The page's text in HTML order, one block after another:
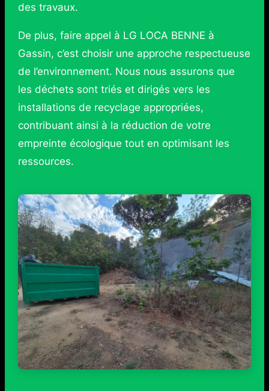
des travaux.
De plus, faire appel à LG LOCA BENNE à
Gassin, c’est choisir une approche respectueuse
de l’environnement. Nous nous assurons que
les déchets sont triés et dirigés vers les
installations de recyclage appropriées,
contribuant ainsi à la réduction de votre
empreinte écologique tout en optimisant les
ressources.